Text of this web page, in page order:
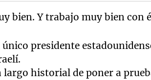
bien. Y trabajo muy bien con
presidente
historial de poner a